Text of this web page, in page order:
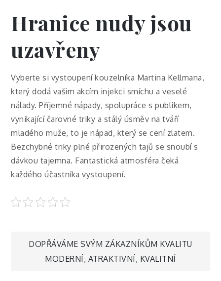
Hranice nudy jsou
uzavřeny
Vyberte si vystoupení kouzelníka Martina Kellmana,
který dodá vašim akcím injekci smíchu a veselé
nálady. Příjemné nápady, spolupráce s publikem,
vynikající čarovné triky a stálý úsměv na tváří
mladého muže, to je nápad, který se cení zlatem.
Bezchybné triky plné přirozených tajů se snoubí s
dávkou tajemna. Fantastická atmosféra čeká
každého účastníka vystoupení.
Navigace
DOPŘÁVÁME SVÝM ZÁKAZNÍKŮM KVALITU
MODERNÍ, ATRAKTIVNÍ, KVALITNÍ